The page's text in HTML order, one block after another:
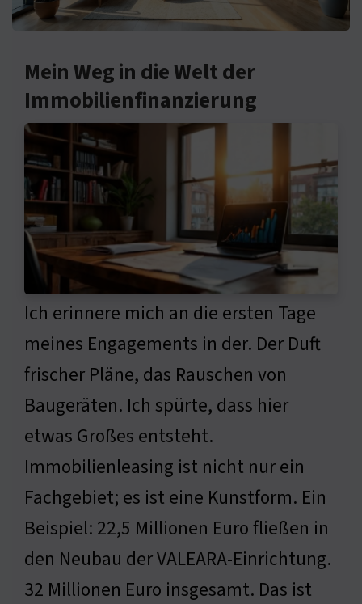
Mein Weg in die Welt der
Immobilienfinanzierung
Ich erinnere mich an die ersten Tage
meines Engagements in der. Der Duft
frischer Pläne, das Rauschen von
Baugeräten. Ich spürte, dass hier
etwas Großes entsteht.
Immobilienleasing ist nicht nur ein
Fachgebiet; es ist eine Kunstform. Ein
Beispiel: 22,5 Millionen Euro fließen in
den Neubau der VALEARA-Einrichtung.
32 Millionen Euro insgesamt. Das ist